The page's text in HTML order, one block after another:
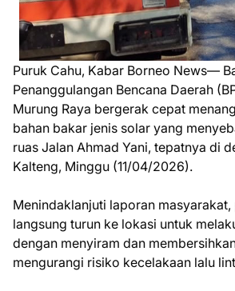
Puruk Cahu, Kabar Borneo News—
Penanggulangan Bencana Daerah
Murung Raya bergerak cepat
bahan bakar jenis solar yang
ruas Jalan Ahmad Yani, tepatnya di
Kalteng, Minggu (11/04/2026).
Menindaklanjuti laporan masyarakat,
langsung turun ke lokasi untuk
dengan menyiram dan
mengurangi risiko kecelakaan lalu